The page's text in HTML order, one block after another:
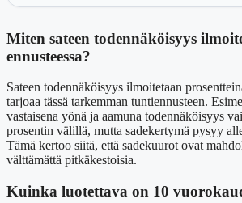
Miten sateen todennäköisyys
ennusteessa?
Sateen todennäköisyys ilmoitetaan
tarjoaa tässä tarkemman tuntiennusteen.
vastaisena yönä ja aamuna todennäköisyys
prosentin välillä, mutta sadekertymä pysyy
Tämä kertoo siitä, että sadekuurot ovat
välttämättä pitkäkestoisia.
Kuinka luotettava on 10